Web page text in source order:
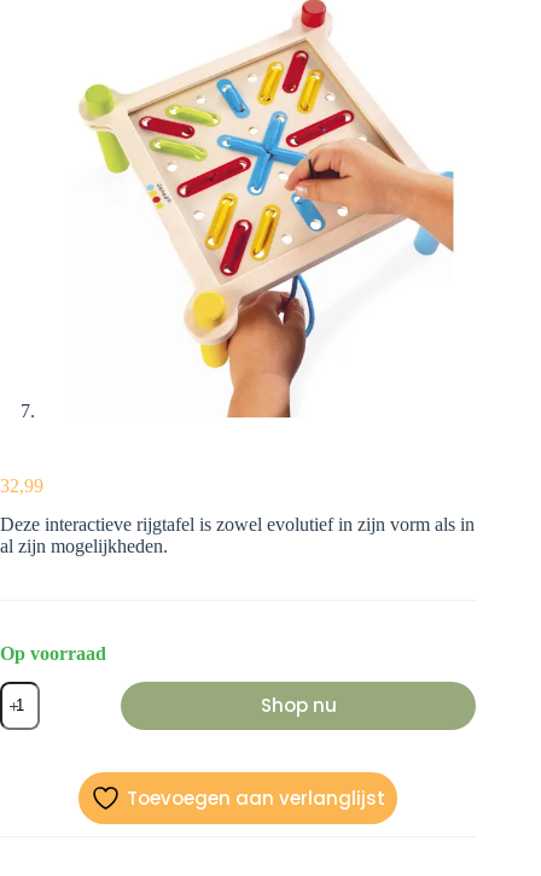
32,99
Deze interactieve rijgtafel is zowel evolutief in zijn vorm als in
al zijn mogelijkheden.
Op voorraad
Rijgtafel
aantal
Shop nu
Toevoegen aan verlanglijst